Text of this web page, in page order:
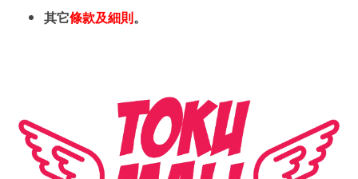
其它條款及細則 。